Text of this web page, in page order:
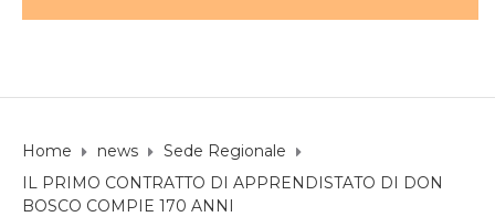
Home news
Sede Regionale
IL PRIMO CONTRATTO DI APPRENDISTATO DI DON
BOSCO COMPIE 170 ANNI